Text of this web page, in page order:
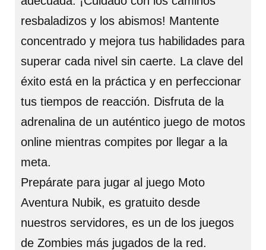
resbaladizos y los abismos! Mantente
concentrado y mejora tus habilidades para
superar cada nivel sin caerte. La clave del
éxito está en la práctica y en perfeccionar
tus tiempos de reacción. Disfruta de la
adrenalina de un auténtico juego de motos
online mientras compites por llegar a la
meta.
Prepárate para jugar al juego Moto
Aventura Nubik, es gratuito desde
nuestros servidores, es un de los juegos
de Zombies más jugados de la red.